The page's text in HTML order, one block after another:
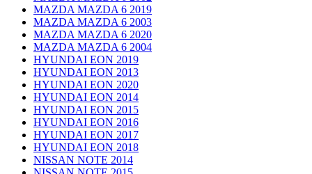
MAZDA MAZDA 6 2019
MAZDA MAZDA 6 2003
MAZDA MAZDA 6 2020
MAZDA MAZDA 6 2004
HYUNDAI EON 2019
HYUNDAI EON 2013
HYUNDAI EON 2020
HYUNDAI EON 2014
HYUNDAI EON 2015
HYUNDAI EON 2016
HYUNDAI EON 2017
HYUNDAI EON 2018
NISSAN NOTE 2014